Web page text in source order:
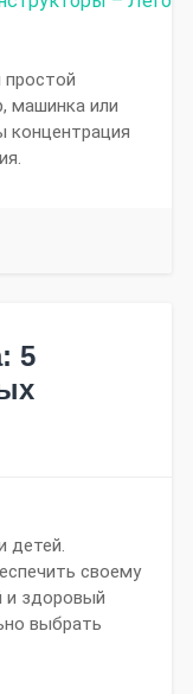
простой
машинка или
концентрация
5
детей.
своему
и здоровый
выбрать